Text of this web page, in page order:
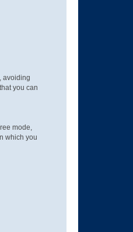
avoiding
you can
mode,
which you